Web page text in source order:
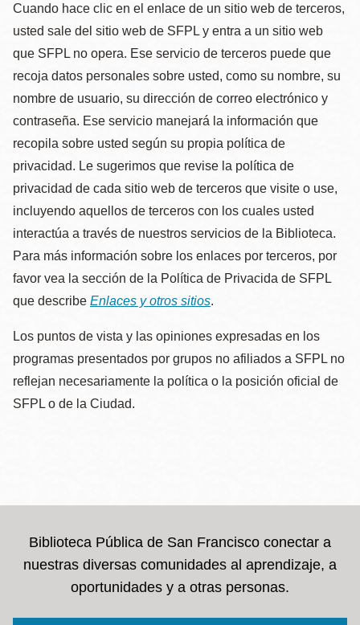
Cuando hace clic en el enlace de un sitio web de terceros,
usted sale del sitio web de SFPL y entra a un sitio web
que SFPL no opera. Ese servicio de terceros puede que
recoja datos personales sobre usted, como su nombre, su
nombre de usuario, su dirección de correo electrónico y
contraseña. Ese servicio manejará la información que
recopila sobre usted según su propia política de
privacidad. Le sugerimos que revise la política de
privacidad de cada sitio web de terceros que visite o use,
incluyendo aquellos de terceros con los cuales usted
interactúa a través de nuestros servicios de la Biblioteca.
Para más información sobre los enlaces por terceros, por
favor vea la sección de la Política de Privacida de SFPL
que describe Enlaces y otros sitios.
Los puntos de vista y las opiniones expresadas en los
programas presentados por grupos no afiliados a SFPL no
reflejan necesariamente la política o la posición oficial de
SFPL o de la Ciudad.
Biblioteca Pública de San Francisco conectar a
nuestras diversas comunidades al aprendizaje, a
oportunidades y a otras personas.